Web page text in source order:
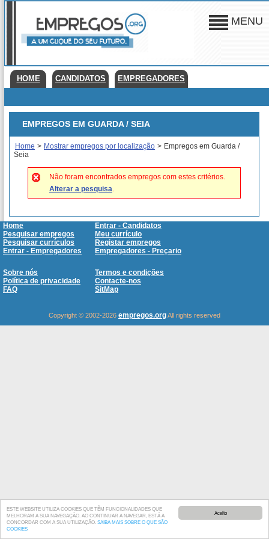
Aceito
ESTE WEBSITE UTILIZA COOKIES QUE TÊM FUNCIONALIDADES QUE
MELHORAM A SUA NAVEGAÇÃO. AO CONTINUAR A NAVEGAR, ESTÁ A
CONCORDAR COM A SUA UTILIZAÇÃO. SAIBA MAIS SOBRE O QUE SÃO
COOKIES
MENU
HOME CANDIDATOS EMPREGADORES
EMPREGOS EM GUARDA / SEIA
Home > Mostrar empregos por localização > Empregos em Guarda /
Seia
Não foram encontrados empregos com estes critérios.
Alterar a pesquisa.
Home
Entrar - Candidatos
Pesquisar empregos
Meu currículo
Pesquisar currículos
Registar empregos
Entrar - Empregadores
Empregadores - Preçario
Sobre nós
Termos e condições
Política de privacidade
Contacte-nos
FAQ
SitMap
Copyright © 2002-2026 empregos.orgAll rights reserved